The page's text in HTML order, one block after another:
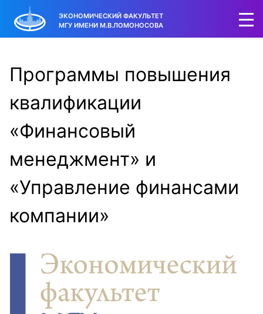
ЭКОНОМИЧЕСКИЙ ФАКУЛЬТЕТ
МГУ ИМЕНИ М.В.ЛОМОНОСОВА
Программы повышения
квалификации
«Финансовый
менеджмент» и
«Управление финансами
компании»